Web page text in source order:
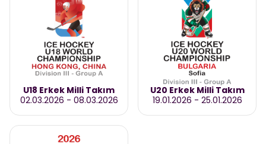
U18 Erkek Milli Takım
02.03.2026 - 08.03.2026
U20 Erkek Milli Takım
19.01.2026 - 25.01.2026